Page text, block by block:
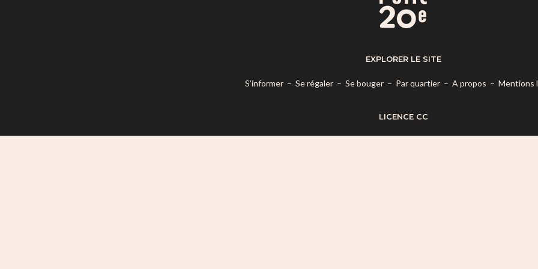
EXPLORER LE SITE
S’informer– Se régaler– Se bouger– Par quartier– A propos – Mentions
LICENCE CC